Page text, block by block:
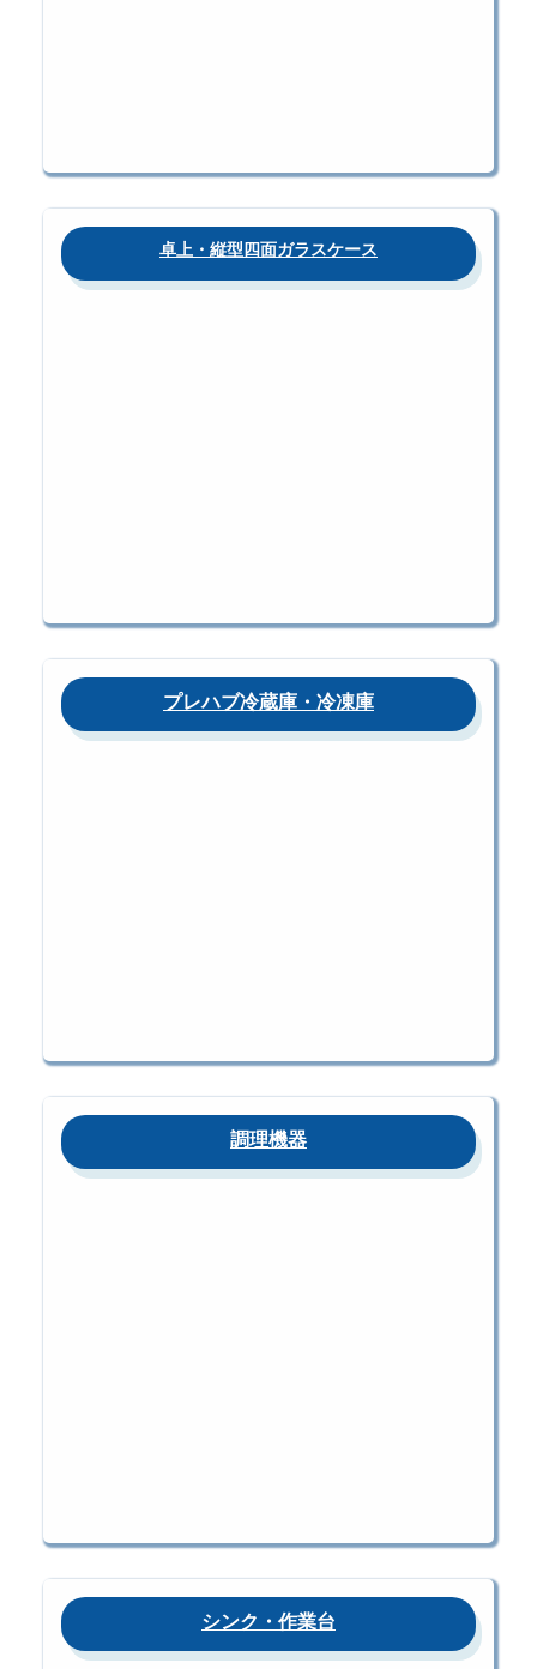
卓上・縦型四面ガラスケース
プレハブ冷蔵庫・冷凍庫
調理機器
シンク・作業台